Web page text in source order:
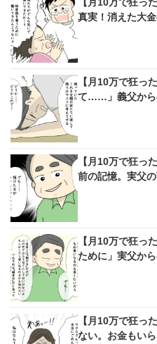
真実！消えた大
【月10万で狂っ
て……」義父から
【月10万で狂っ
前の記憶。実父
【月10万で狂っ
ために」実父か
【月10万で狂っ
ない。お金もい